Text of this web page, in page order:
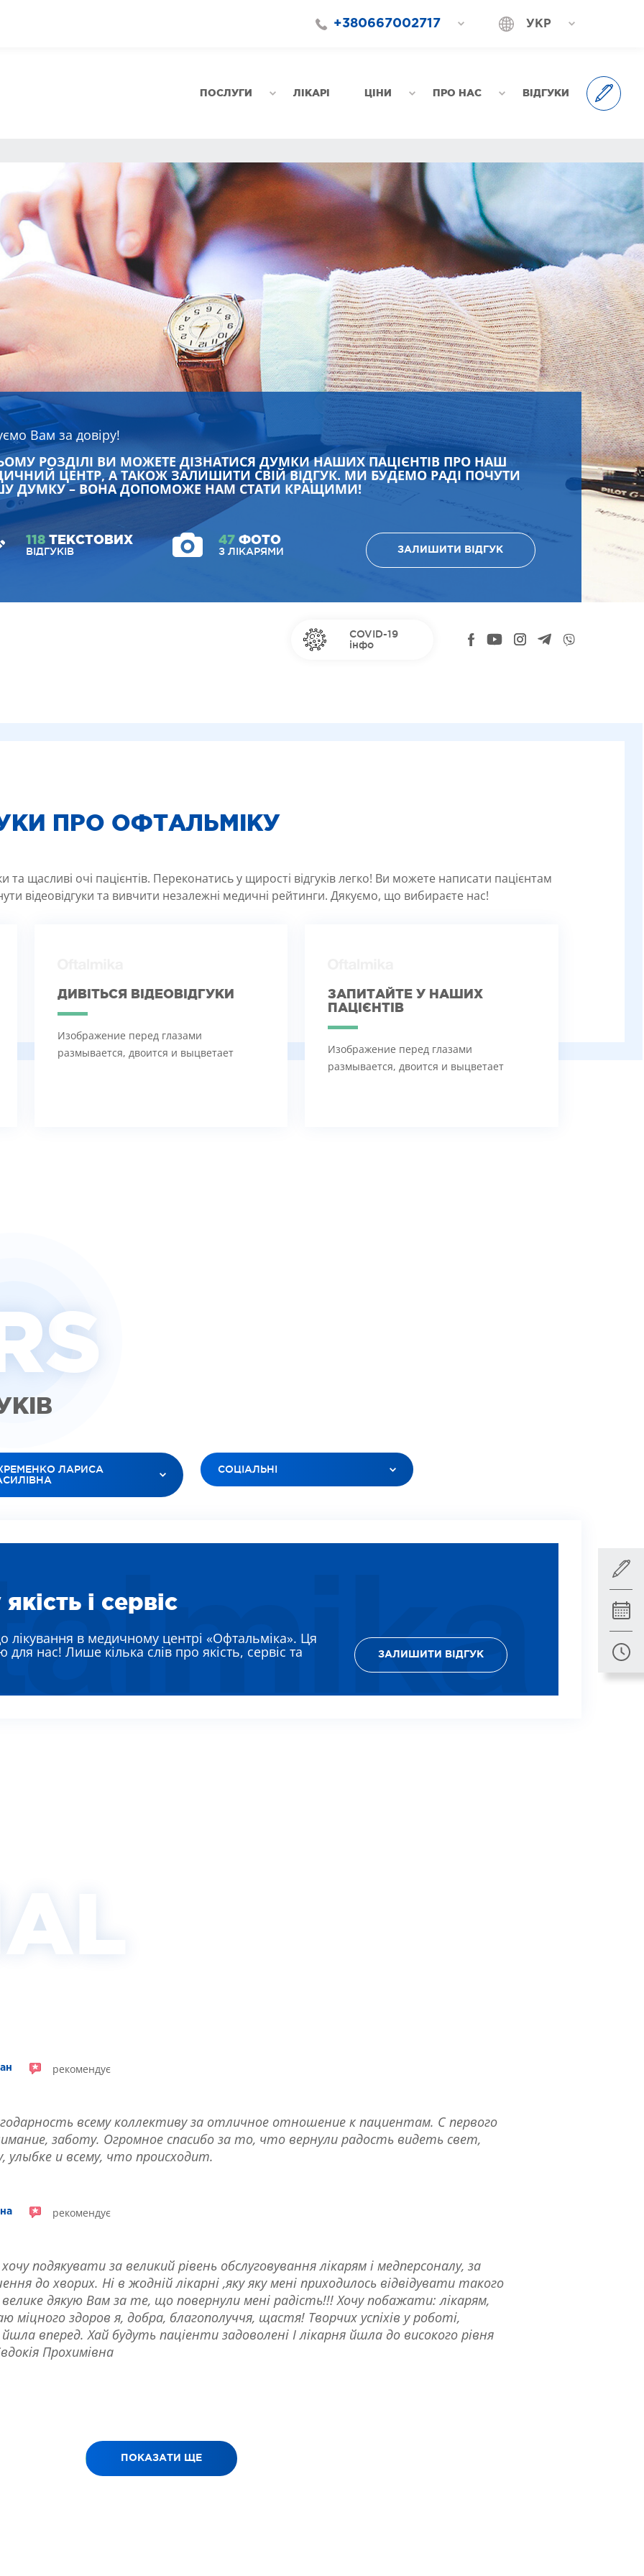
+380667002717 УКР
ПОСЛУГИ ЛІКАРІ ЦІНИ ПРО НАС ВІДГУКИ
Вам за довіру!
РОЗДІЛІ ВИ МОЖЕТЕ ДІЗНАТИСЯ ДУМКИ НАШИХ ПАЦІЄНТІВ ПРО НАШ
ЦЕНТР, А ТАКОЖ ЗАЛИШИТИ СВІЙ ВІДГУК. МИ БУДЕМО РАДІ ПОЧУТИ
ДУМКУ – ВОНА ДОПОМОЖЕ НАМ СТАТИ КРАЩИМИ!
118ТЕКСТОВИХ
ВІДГУКІВ
47 ФОТО
З ЛІКАРЯМИ ЗАЛИШИТИ ВІДГУК
COVID-19
інфо
ПРО ОФТАЛЬМІКУ
щасливі очі пацієнтів. Переконатись у щирості відгуків легко! Ви можете написати пацієнтам
відеовідгуки та вивчити незалежні медичні рейтинги. Дякуємо, що вибираєте нас!
ДИВІТЬСЯ ВІДЕОВІДГУКИ
Изображение перед глазами
размывается, двоится и выцветает
ЗАПИТАЙТЕ У НАШИХ
ПАЦІЄНТІВ
Изображение перед глазами
размывается, двоится и выцветает
S
ЛАРИСА
ЛІДІЯ ОЛЕКСІЇВНА
ЛАРИСА ВАСИЛІВНА
МИХАЙЛО ІВАНОВИЧ
НАТАЛІЯ МИКОЛАЇВНА
СОЦІАЛЬНІ
і сервіс
лікування в медичному центрі «Офтальміка». Ця
нас! Лише кілька слів про якість, сервіс та ЗАЛИШИТИ ВІДГУК
рекомендує
всему коллективу за отличное отношение к пациентам. С первого
заботу. Огромное спасибо за то, что вернули радость видеть свет,
и всему, что происходит.
рекомендує
подякувати за великий рівень обслуговування лікарям і медперсоналу, за
до хворих. Ні в жодній лікарні ,яку яку мені приходилось відвідувати такого
дякую Вам за те, що повернули мені радість!!! Хочу побажати: лікарям,
здоров я, добра, благополуччя, щастя! Творчих успіхів у роботі,
вперед. Хай будуть паціенти задоволені І лікарня йшла до високого рівня
Прохимівна
ПОКАЗАТИ ЩЕ